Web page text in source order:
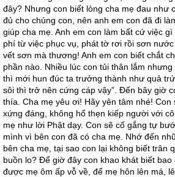
đây? Nhưng con biết lòng cha mẹ đau như
đủ cho chúng con, nên anh em con đã đi
giúp cha mẹ. Anh em con làm bất cứ việc
phí từ việc phục vụ, phát tờ rơi rồi sơn
vết sơn mà thương! Anh em con biết chắt
phần nào. Nhiều lúc con tủi thân lắm nhưng
thì mới hun đúc ta trưởng thành như quả
sôi thì trở nên cứng cáp vậy”. Đến bây giờ
thía. Cha mẹ yêu ơi! Hãy yên tâm nhé! Con
xứng đáng, không hổ thẹn kiếp người với
mẹ như lời Phật dạy. Con sẽ cố gắng tự
mình vì bên con đã có cha mẹ. Nhớ đến
bên cha mẹ, tại sao con lại không biết trân
buồn lo? Để giờ đây con khao khát biết bao
được mẹ ôm ấp vỗ về, để mẹ hôn lên má,